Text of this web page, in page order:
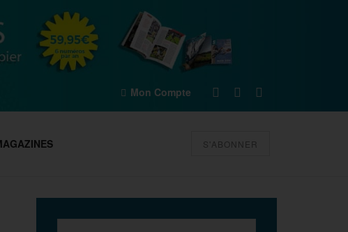
Mon Compte
S'ABONNER